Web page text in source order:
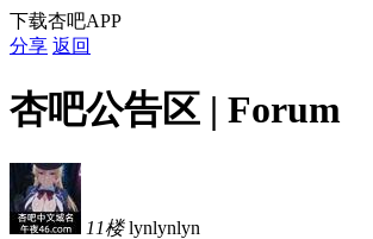
下载杏吧APP
分享 返回
杏吧公告区 | Forum
11楼 lynlynlyn